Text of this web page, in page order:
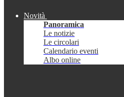
Novità
Panoramica
Le notizie
Le circolari
Calendario eventi
Albo online